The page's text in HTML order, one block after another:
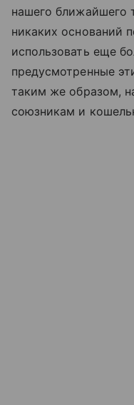
нашего ближайшего
никаких оснований
использовать еще
предусмотренные
таким же образом,
союзникам и